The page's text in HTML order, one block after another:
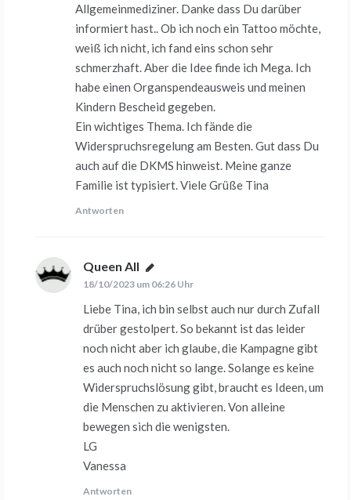
Allgemeinmediziner. Danke dass Du darüber
informiert hast.. Ob ich noch ein Tattoo möchte,
weiß ich nicht, ich fand eins schon sehr
schmerzhaft. Aber die Idee finde ich Mega. Ich
habe einen Organspendeausweis und meinen
Kindern Bescheid gegeben.
Ein wichtiges Thema. Ich fände die
Widerspruchsregelung am Besten. Gut dass Du
auch auf die DKMS hinweist. Meine ganze
Familie ist typisiert. Viele Grüße Tina
Antworten
Queen All sagt:
18/10/2023 um 06:26 Uhr
Liebe Tina, ich bin selbst auch nur durch Zufall
drüber gestolpert. So bekannt ist das leider
noch nicht aber ich glaube, die Kampagne gibt
es auch noch nicht so lange. Solange es keine
Widerspruchslösung gibt, braucht es Ideen, um
die Menschen zu aktivieren. Von alleine
bewegen sich die wenigsten.
LG
Vanessa
Antworten